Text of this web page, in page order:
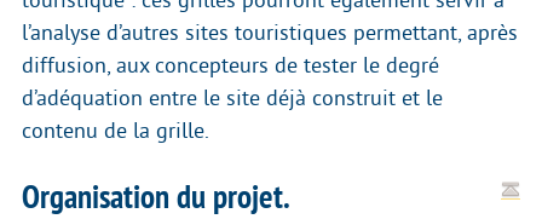
l’analyse d’autres sites touristiques permettant, après
diffusion, aux concepteurs de tester le degré
d’adéquation entre le site déjà construit et le
contenu de la grille.
Organisation du projet.